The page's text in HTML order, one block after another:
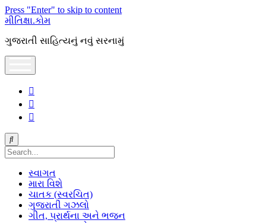
Press "Enter" to skip to content
મીતિક્ષા.કોમ
ગુજરાતી સાહિત્યનું નવું સરનામું
Search
સ્વાગત
મારા વિશે
ચાતક (સ્વરચિત)
ગુજરાતી ગઝલો
ગીત, પ્રાર્થના અને ભજન